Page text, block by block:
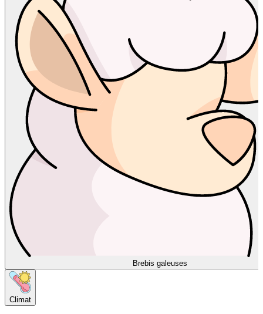
Brebis galeuses
Climat